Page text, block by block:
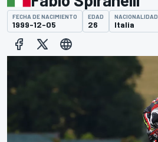
FECHA DE NACIMIENTO
1999-12-05
EDAD
26
NACIONALIDAD
Italia